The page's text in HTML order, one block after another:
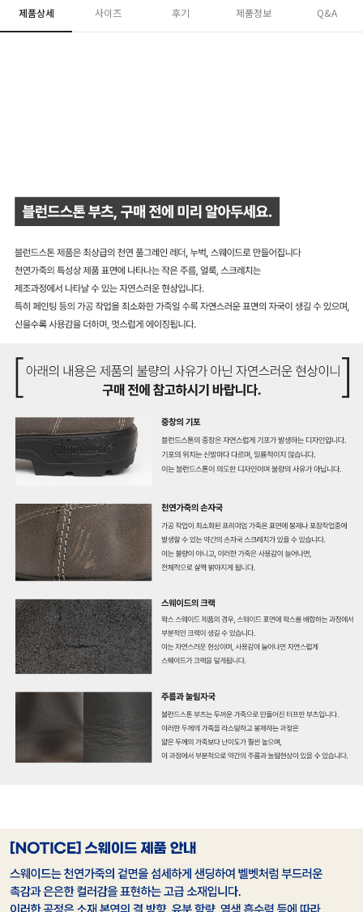
제품상세 사이즈 후기 제품정보 Q&A